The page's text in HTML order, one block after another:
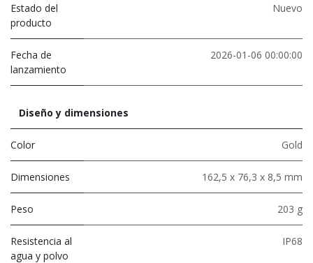
Estado del
producto
Nuevo
Fecha de
lanzamiento
2026-01-06 00:00:00
Diseño y dimensiones
Color Gold
Dimensiones 162,5 x 76,3 x 8,5 mm
Peso 203 g
Resistencia al
agua y polvo
IP68